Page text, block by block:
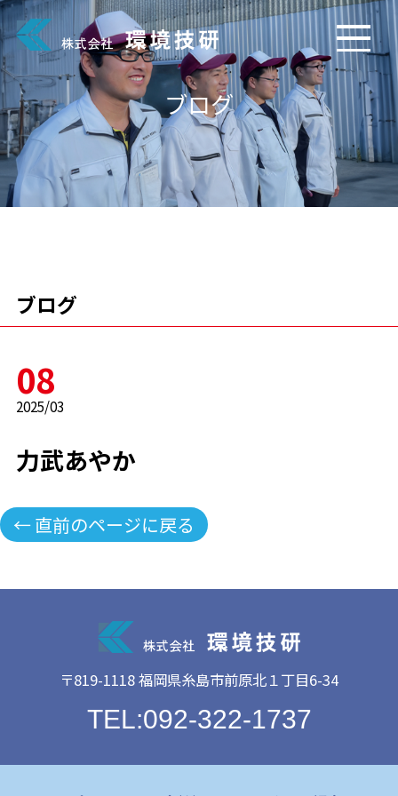
ブログ
ブログ
08
2025/03
力武あやか
← 直前のページに戻る
〒819-1118 福岡県糸島市前原北１丁目6-34
TEL:092-322-1737